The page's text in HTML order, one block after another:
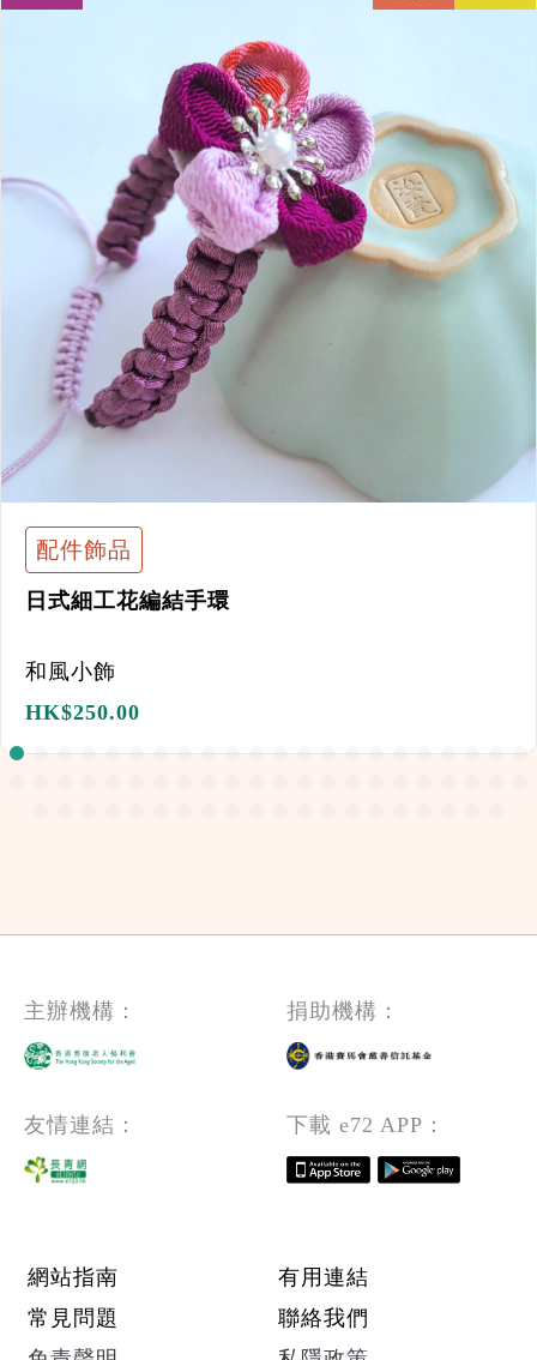
配件飾品
日式細工花編結手環
和風小飾
HK$250.00
主辦機構： 捐助機構：
友情連結： 下載 e72 APP：
Footer menu
網站指南
有用連結
常見問題
聯絡我們